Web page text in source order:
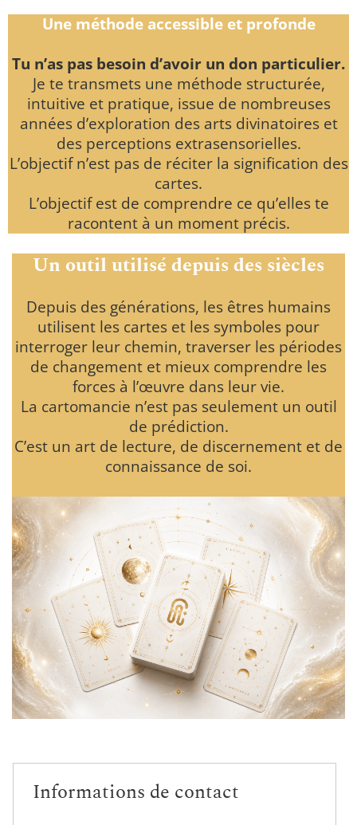
Une méthode accessible et profonde
Tu n’as pas besoin d’avoir un don particulier.
Je te transmets une méthode structurée,
intuitive et pratique, issue de nombreuses
années d’exploration des arts divinatoires et
des perceptions extrasensorielles.
L’objectif n’est pas de réciter la signification des
cartes.
L’objectif est de comprendre ce qu’elles te
racontent à un moment précis.
Un outil utilisé depuis des siècles
Depuis des générations, les êtres humains
utilisent les cartes et les symboles pour
interroger leur chemin, traverser les périodes
de changement et mieux comprendre les
forces à l’œuvre dans leur vie.
La cartomancie n’est pas seulement un outil
de prédiction.
C’est un art de lecture, de discernement et de
connaissance de soi.
Informations de contact